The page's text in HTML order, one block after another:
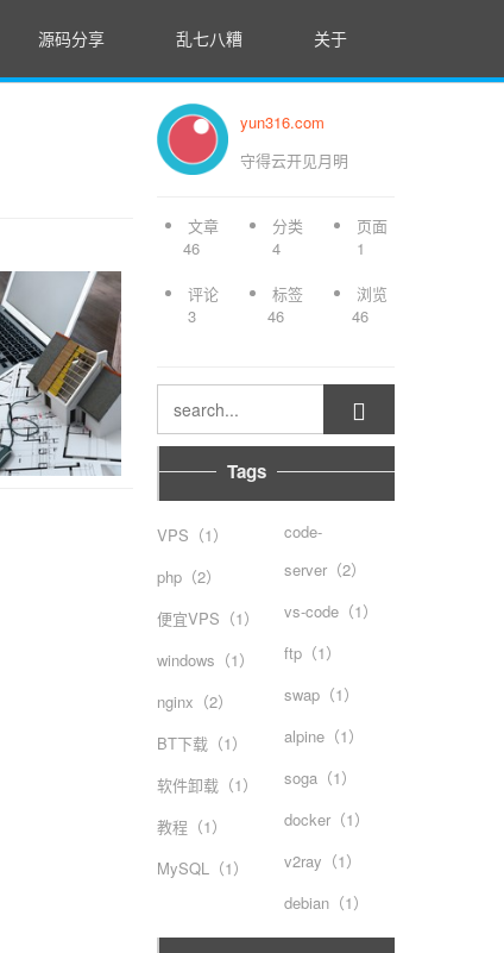
源码分享 乱七八糟 关于
yun316.com
守得云开见月明
文章
46
评论
3
分类
4
标签
46
页面
1
浏览
46

Tags
VPS（1）
php（2）
便宜VPS（1）
windows（1）
nginx（2）
BT下载（1）
软件卸载（1）
教程（1）
MySQL（1）
code-
server（2）
vs-code（1）
ftp（1）
swap（1）
alpine（1）
soga（1）
docker（1）
v2ray（1）
debian（1）